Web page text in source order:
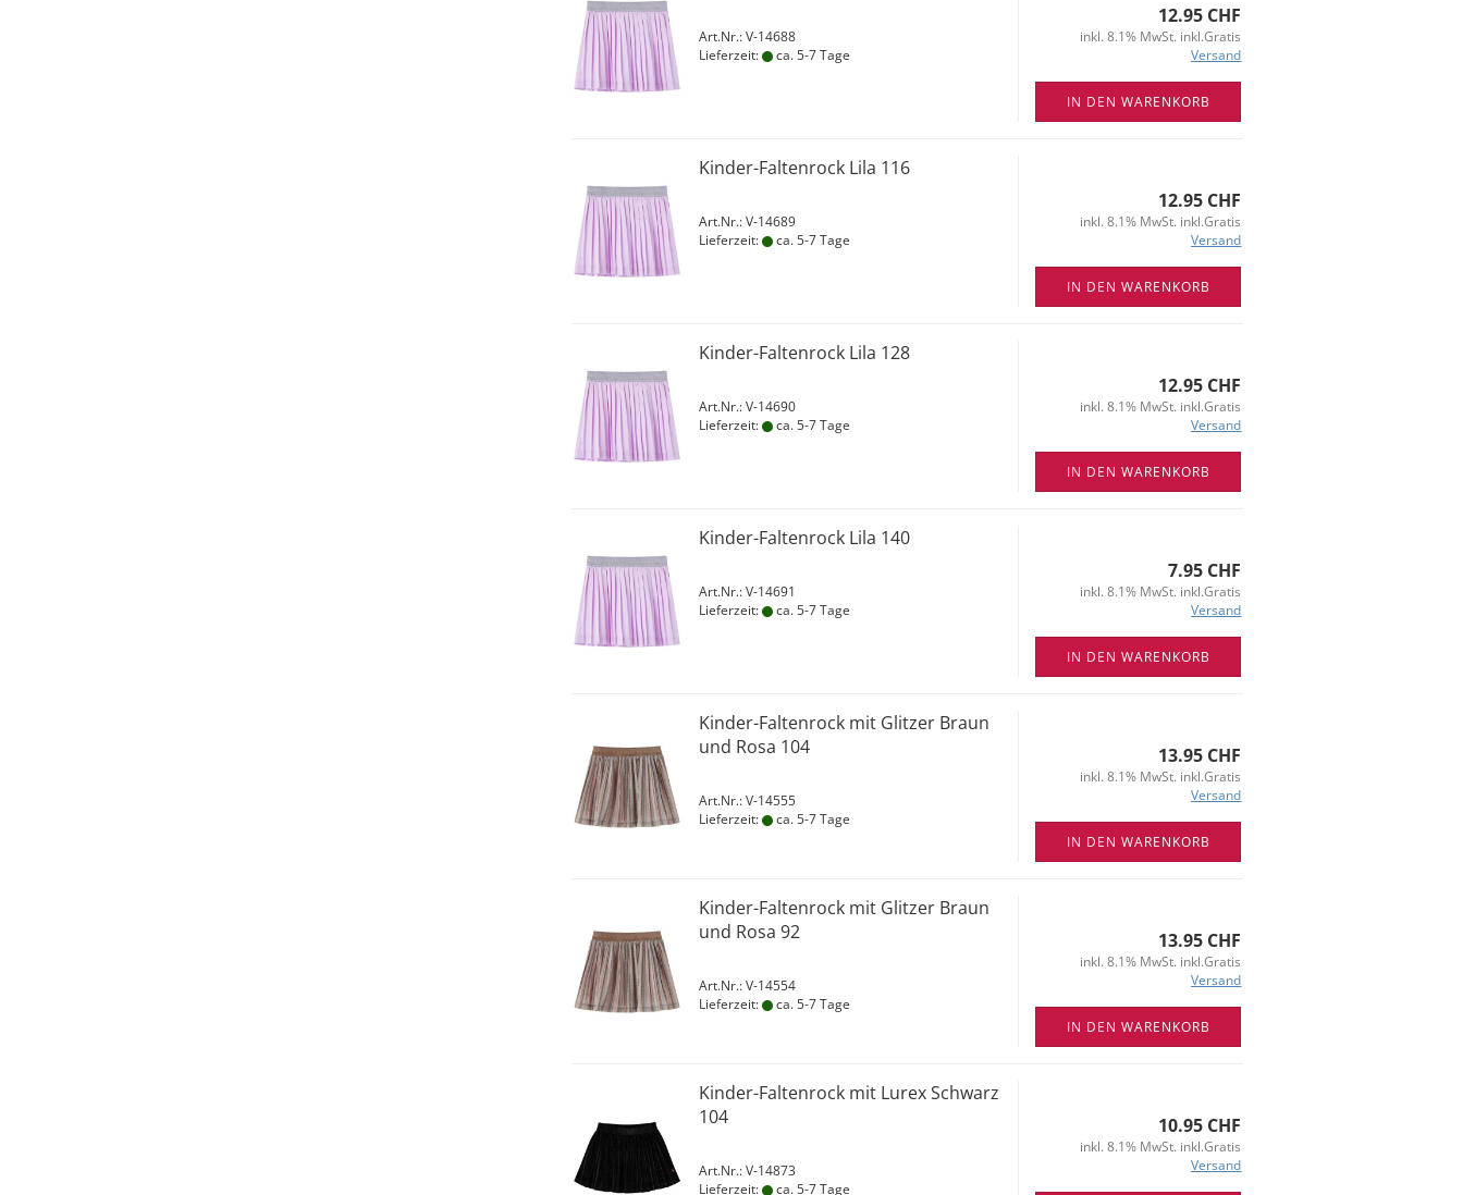
Art.Nr.: V-14688
Lieferzeit:
ca. 5-7 Tage
12.95 CHF
inkl. 8.1% MwSt. inkl.Gratis
Versand
IN DEN WARENKORB
Kinder-Faltenrock Lila 116
Art.Nr.: V-14689
Lieferzeit:
ca. 5-7 Tage
12.95 CHF
inkl. 8.1% MwSt. inkl.Gratis
Versand
IN DEN WARENKORB
Kinder-Faltenrock Lila 128
Art.Nr.: V-14690
Lieferzeit:
ca. 5-7 Tage
12.95 CHF
inkl. 8.1% MwSt. inkl.Gratis
Versand
IN DEN WARENKORB
Kinder-Faltenrock Lila 140
Art.Nr.: V-14691
Lieferzeit:
ca. 5-7 Tage
7.95 CHF
inkl. 8.1% MwSt. inkl.Gratis
Versand
IN DEN WARENKORB
Kinder-Faltenrock mit Glitzer Braun
und Rosa 104
Art.Nr.: V-14555
Lieferzeit:
ca. 5-7 Tage
13.95 CHF
inkl. 8.1% MwSt. inkl.Gratis
Versand
IN DEN WARENKORB
Kinder-Faltenrock mit Glitzer Braun
und Rosa 92
Art.Nr.: V-14554
Lieferzeit:
ca. 5-7 Tage
13.95 CHF
inkl. 8.1% MwSt. inkl.Gratis
Versand
IN DEN WARENKORB
Kinder-Faltenrock mit Lurex Schwarz
104
Art.Nr.: V-14873
Lieferzeit:
ca. 5-7 Tage
10.95 CHF
inkl. 8.1% MwSt. inkl.Gratis
Versand